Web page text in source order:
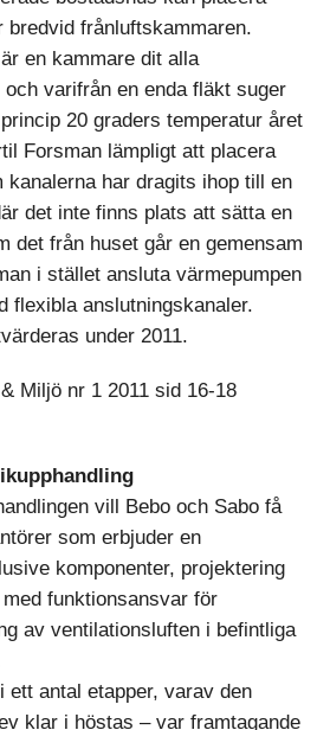
bredvid frånluftskammaren.
en kammare dit alla
varifrån en enda fläkt suger
20 graders temperatur året
Forsman lämpligt att placera
kanalerna har dragits ihop till en
det inte finns plats att sätta en
det från huset går en gemensam
i stället ansluta värmepumpen
flexibla anslutningskanaler.
under 2011.
Miljö nr 1 2011 sid 16-18
vill Bebo och Sabo få
som erbjuder en
komponenter, projektering
funktionsansvar för
av ventilationsluften i befintliga
ett antal etapper, varav den
klar i höstas – var framtagande